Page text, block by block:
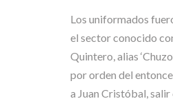
Los uniformados
el sector conocido
Quintero, alias
por orden del
a Juan Cristóbal,